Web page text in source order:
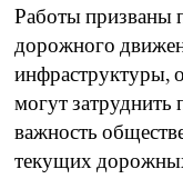
Работы призваны
дорожного
инфраструктуры,
могут затруднить
важность
текущих